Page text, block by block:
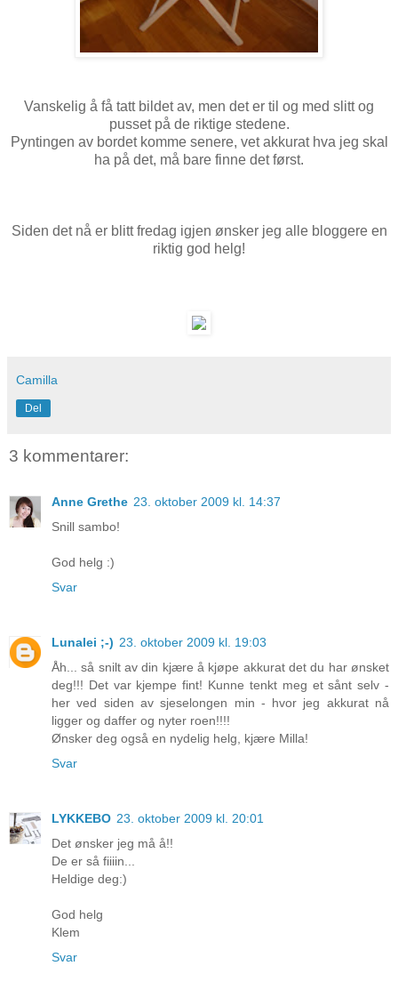
Vanskelig å få tatt bildet av, men det er til og med slitt og
pusset på de riktige stedene.
Pyntingen av bordet komme senere, vet akkurat hva jeg skal
ha på det, må bare finne det først.
Siden det nå er blitt fredag igjen ønsker jeg alle bloggere en
riktig god helg!
Camilla
Del
3 kommentarer:
Anne Grethe 23. oktober 2009 kl. 14:37
Snill sambo!
God helg :)
Svar
Lunalei ;-) 23. oktober 2009 kl. 19:03
Åh... så snilt av din kjære å kjøpe akkurat det du har ønsket
deg!!! Det var kjempe fint! Kunne tenkt meg et sånt selv -
her ved siden av sjeselongen min - hvor jeg akkurat nå
ligger og daffer og nyter roen!!!!
Ønsker deg også en nydelig helg, kjære Milla!
Svar
LYKKEBO 23. oktober 2009 kl. 20:01
Det ønsker jeg må å!!
De er så fiiiin...
Heldige deg:)
God helg
Klem
Svar